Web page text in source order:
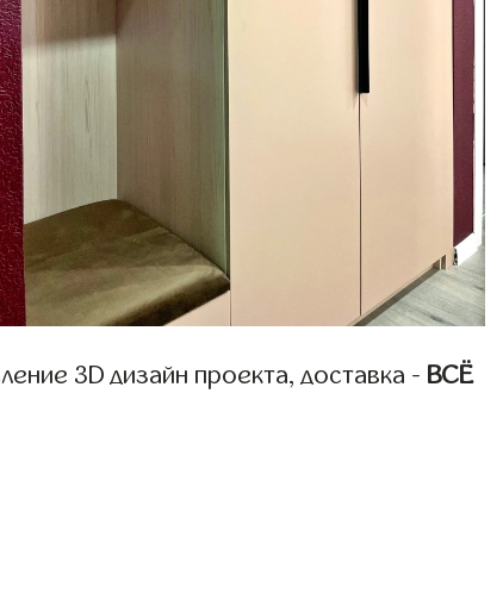
3D дизайн проекта, доставка - ВСЁ